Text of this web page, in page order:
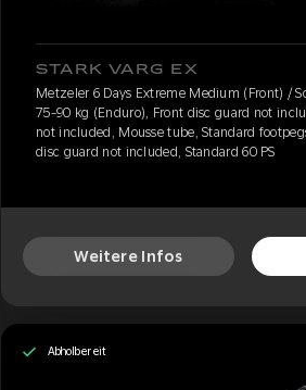
STARK VARG EX
Metzeler 6 Days Extreme Medium (Front) /
75-90 kg (Enduro), Front disc guard not
not included, Mousse tube, Standard
disc guard not included, Standard 60 PS
Weitere Infos
Abholbereit